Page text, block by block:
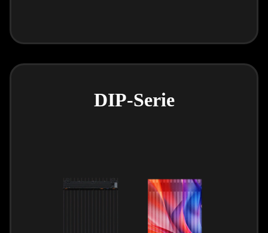
DIP-Serie